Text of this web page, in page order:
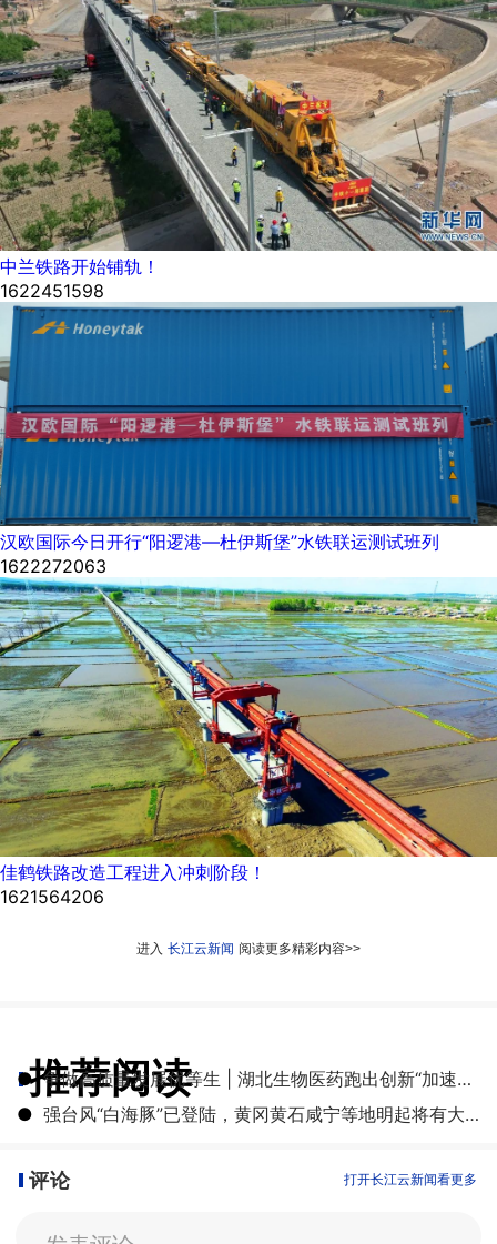
中兰铁路开始铺轨！
1622451598
汉欧国际今日开行“阳逻港—杜伊斯堡”水铁联运测试班列
1622272063
佳鹤铁路改造工程进入冲刺阶段！
1621564206
进入 长江云新闻 阅读更多精彩内容>>
推荐阅读
●
争做高质量发展优等生 | 湖北生物医药跑出创新“加速度”
●
强台风“白海豚”已登陆，黄冈黄石咸宁等地明起将有大雨到暴雨
评论 打开长江云新闻看更多